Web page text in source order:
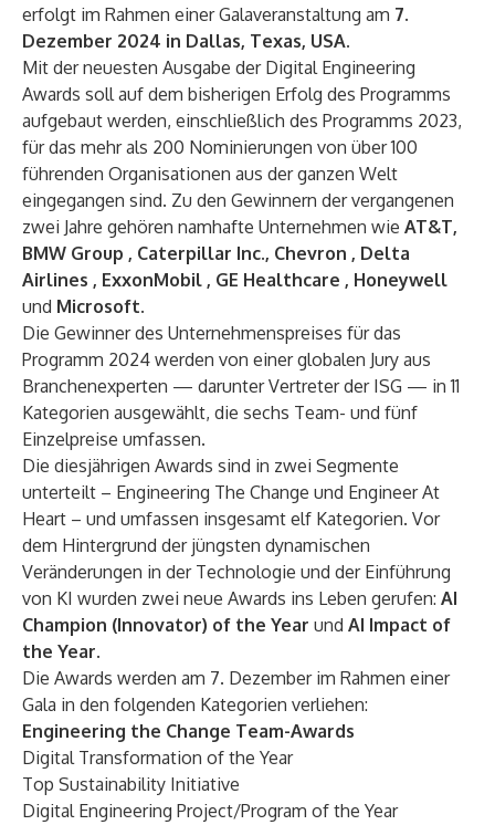
erfolgt im Rahmen einer Galaveranstaltung am 7.
Dezember 2024 in Dallas, Texas, USA.
Mit der neuesten Ausgabe der Digital Engineering
Awards soll auf dem bisherigen Erfolg des Programms
aufgebaut werden, einschließlich des Programms 2023,
für das mehr als 200 Nominierungen von über 100
führenden Organisationen aus der ganzen Welt
eingegangen sind. Zu den Gewinnern der vergangenen
zwei Jahre gehören namhafte Unternehmen wie AT&T,
BMW Group , Caterpillar Inc., Chevron , Delta
Airlines , ExxonMobil , GE Healthcare , Honeywell
und Microsoft.
Die Gewinner des Unternehmenspreises für das
Programm 2024 werden von einer globalen Jury aus
Branchenexperten — darunter Vertreter der ISG — in 11
Kategorien ausgewählt, die sechs Team- und fünf
Einzelpreise umfassen.
Die diesjährigen Awards sind in zwei Segmente
unterteilt – Engineering The Change und Engineer At
Heart – und umfassen insgesamt elf Kategorien. Vor
dem Hintergrund der jüngsten dynamischen
Veränderungen in der Technologie und der Einführung
von KI wurden zwei neue Awards ins Leben gerufen: AI
Champion (Innovator) of the Year und AI Impact of
the Year.
Die Awards werden am 7. Dezember im Rahmen einer
Gala in den folgenden Kategorien verliehen:
Engineering the Change Team-Awards
Digital Transformation of the Year
Top Sustainability Initiative
Digital Engineering Project/Program of the Year